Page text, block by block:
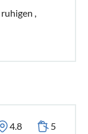
,
4.8 5